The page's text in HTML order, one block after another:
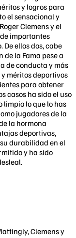
y logros para
el sensacional y
Clemens y el
importantes
ellos dos, cabe
de la Fama pese a
de conducta y más
méritos deportivos
para obtener
casos ha sido el uso
limpio lo que lo has
jugadores de la
la hormona
deportivas,
durabilidad en el
y ha sido
Clemens y